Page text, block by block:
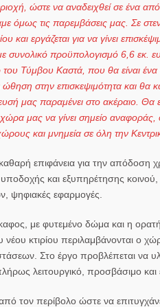
ώστε να αναδειχθεί σε ένα
όμως τις παρεμβάσεις μας. Σε
εργάζεται για να γίνει
συνολικό προϋπολογισμό 6,6
Τύμβου Καστά, που θα είναι ένα
στην επισκεψιμότητα και θα
μας παραμένει στο ακέραιο. Θα
μας να γίνει σημείο αναφοράς,
και μνημεία σε όλη την
επιφάνεια για την απόδοση
και εξυπηρέτησης κοινού,
ψηφιακές εφαρμογές.
με φυτεμένο δώμα και η
νέου κτιρίου περιλαμβάνονται ο
Στο έργο προβλέπεται να
λειτουργικό, προσβάσιμο και
τον περίβολο ώστε να